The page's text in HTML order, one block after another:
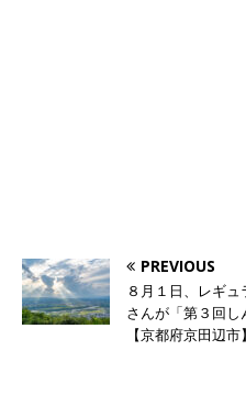
PREVIOUS
８月１日、レギ
さんが「第３回し
【京都府京田辺市】